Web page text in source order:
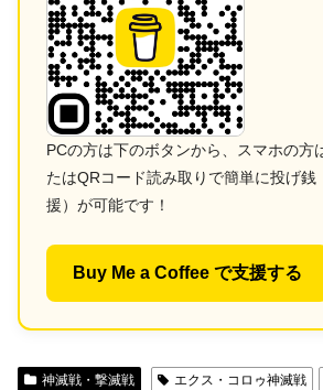
PCの方は下のボタンから、スマホの方
たはQRコード読み取りで簡単に投げ銭
援）が可能です！
Buy Me a Coffee で支援する
神滅戦・撃滅戦 エクス・コロゥ神滅戦